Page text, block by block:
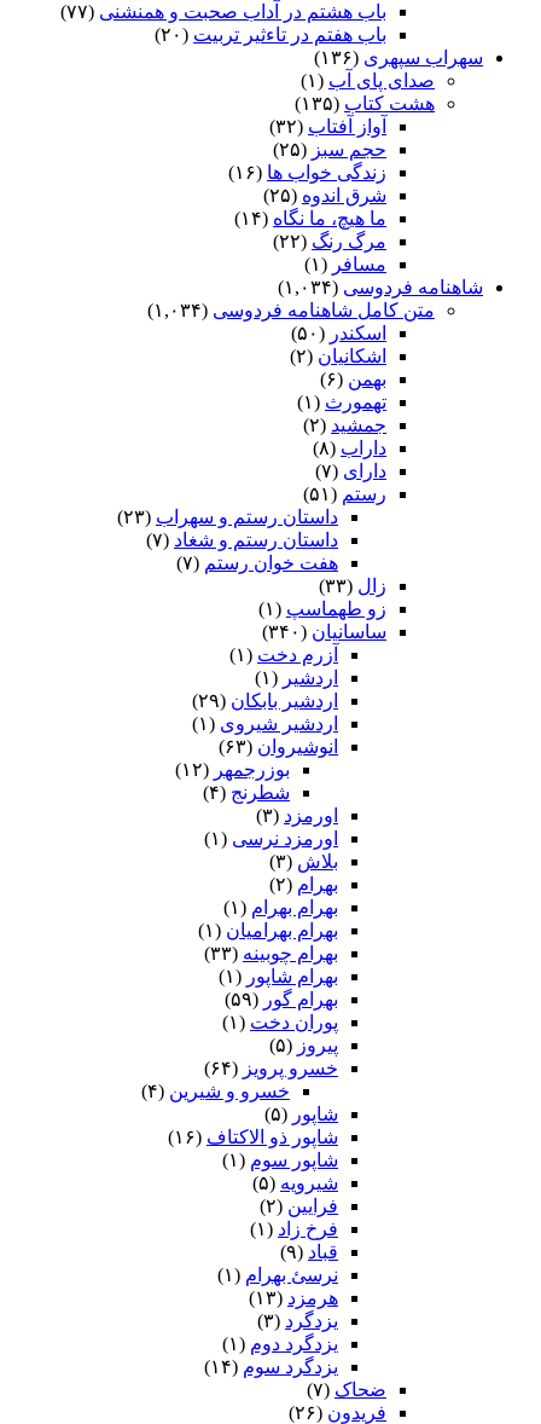
باب هشتم در آداب صحبت و همنشنى (۷۷)
باب هفتم در تاءثیر تربیت (۲۰)
سهراب سپهری (۱۳۶)
صدای پای آب (۱)
هشت کتاب (۱۳۵)
آواز آفتاب (۳۲)
حجم سبز (۲۵)
زندگی خواب ها (۱۶)
شرق اندوه (۲۵)
ما هیچ، ما نگاه (۱۴)
مرگ رنگ (۲۲)
مسافر (۱)
شاهنامه فردوسی (۱,۰۳۴)
متن کامل شاهنامه فردوسی (۱,۰۳۴)
اسکندر (۵۰)
اشکانیان (۲)
بهمن (۶)
تهمورث (۱)
جمشید (۲)
داراب (۸)
دارای (۷)
رستم (۵۱)
داستان رستم و سهراب (۲۳)
داستان رستم و شغاد (۷)
هفت خوان رستم‏ (۷)
زال (۳۳)
زو طهماسپ‏ (۱)
ساسانیان (۳۴۰)
آزرم دخت (۱)
اردشیر (۱)
اردشیر بابکان (۲۹)
اردشیر شیروی (۱)
انوشیروان (۶۳)
بوزرجمهر (۱۲)
شطرنج (۴)
اورمزد (۳)
اورمزد نرسى‏ (۱)
بلاش (۳)
بهرام (۲)
بهرام بهرام (۱)
بهرام بهرامیان‏ (۱)
بهرام چوبینه (۳۳)
بهرام شاپور (۱)
بهرام گور (۵۹)
پوران دخت (۱)
پیروز (۵)
خسرو پرویز (۶۴)
خسرو و شیرین (۴)
شاپور (۵)
شاپور ذو الاکتاف (۱۶)
شاپور سوم‏ (۱)
شیرویه (۵)
فرایین (۲)
فرخ زاد (۱)
قباد (۹)
نرسئ بهرام‏ (۱)
هرمزد (۱۳)
یزدگرد (۳)
یزدگرد دوم (۱)
یزدگرد سوم (۱۴)
ضحاک (۷)
فریدون (۲۶)